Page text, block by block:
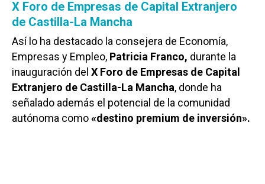
X Foro de Empresas de Capital Extranjero
de Castilla-La Mancha
Así lo ha destacado la consejera de Economía,
Empresas y Empleo, Patricia Franco, durante la
inauguración del X Foro de Empresas de Capital
Extranjero de Castilla-La Mancha, donde ha
señalado además el potencial de la comunidad
autónoma como«destino premium de inversión».